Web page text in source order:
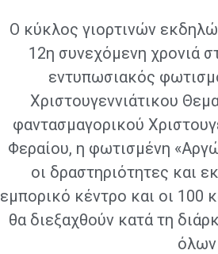
Ο κύκλος γιορτινών
12η συνεχόμενη χρονιά
εντυπωσιακός
Χριστουγεννιάτικου
φαντασμαγορικού
Φεραίου, η φωτισμένη
οι δραστηριότητες και
εμπορικό κέντρο και οι 100
θα διεξαχθούν κατά τη